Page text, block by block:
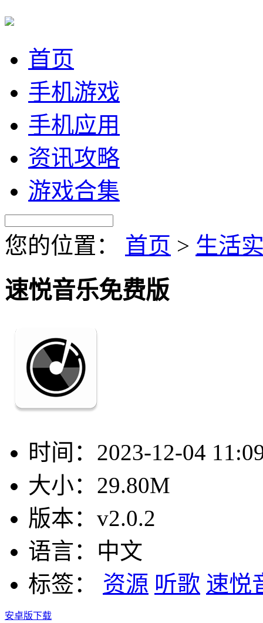
首页
手机游戏
手机应用
资讯攻略
游戏合集
您的位置： 首页 > 生活
速悦音乐免费版
时间： 2023-12-04
大小： 29.80M
版本： v2.0.2
语言： 中文
标签：
资源 听歌 速悦
安卓版下载